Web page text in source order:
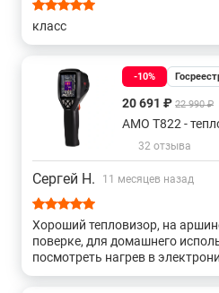
класс
-10%
20 691 ₽ 22 990 ₽
AMO T822 -
32 отзыва
Сергей Н. 11 месяцев назад
Хороший тепловизор, на
поверке, для домашнего
посмотреть нагрев в
заложены трубы в стенах, а